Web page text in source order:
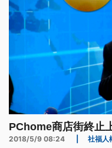
PChome商店街終止
2018/5/9 08:24 社福人